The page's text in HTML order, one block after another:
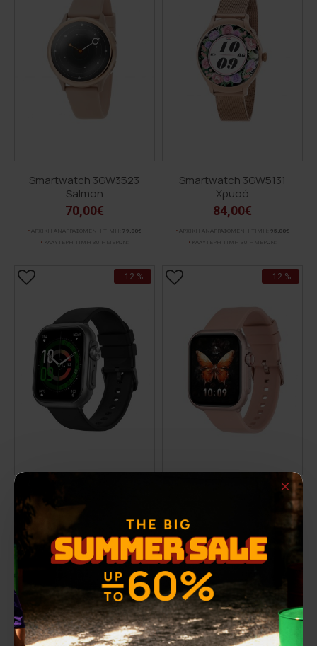
Smartwatch 3GW3523
Salmon
70,00€
ΑΡΧΙΚΗ ΑΝΑΓΡΑΦΟΜΕΝΗ ΤΙΜΗ:
79,00€
ΚΑΛΥΤΕΡΗ ΤΙΜΗ 30 ΗΜΕΡΩΝ:
Smartwatch 3GW5131
Χρυσό
84,00€
ΑΡΧΙΚΗ ΑΝΑΓΡΑΦΟΜΕΝΗ ΤΙΜΗ:
95,00€
ΚΑΛΥΤΕΡΗ ΤΙΜΗ 30 ΗΜΕΡΩΝ:
-12 %
Smartwatch 3GW6251 Black
ΚΑΛΥΤΕΡΗ ΤΙΜΗ 30 ΗΜΕΡΩΝ:
-12 %
Smartwatch 3GW6252 Pink
ΑΡΧΙΚΗ ΑΝΑΓΡΑΦΟΜΕΝΗ ΤΙΜΗ:
ΚΑΛΥΤΕΡΗ ΤΙΜΗ 30 ΗΜΕΡΩΝ:
-12 %